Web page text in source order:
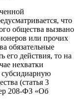
что
общества вызвано
или прочих
обязательные
его действия, то на
нехватки
(статья 3
208-ФЗ «Об